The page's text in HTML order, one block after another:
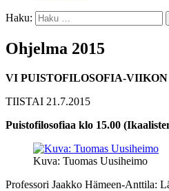
Haku:
Ohjelma 2015
VI PUISTOFILOSOFIA-
TIISTAI 21.7.2015
Puistofilosofiaa klo 15.00
Kuva: Tuomas Uusiheimo
Professori Jaakko Hämeen-Anttila: